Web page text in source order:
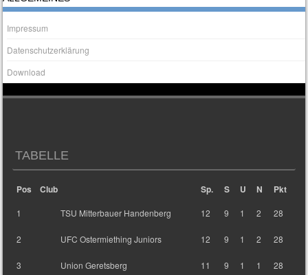
Impressum
Datenschutzerklärung
Download
TABELLE
Pos Club Sp. S U N Pkt
1 TSU Mitterbauer Handenberg 12 9 1 2 28
2 UFC Ostermiething Juniors 12 9 1 2 28
3 Union Geretsberg 11 9 1 1 28